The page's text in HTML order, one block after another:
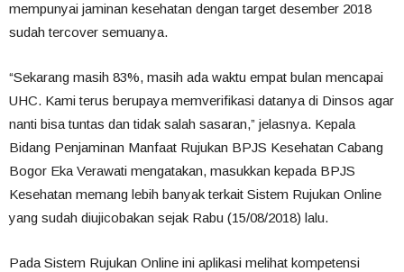
mempunyai jaminan kesehatan dengan target desember 2018
sudah tercover semuanya.
“Sekarang masih 83%, masih ada waktu empat bulan mencapai
UHC. Kami terus berupaya memverifikasi datanya di Dinsos agar
nanti bisa tuntas dan tidak salah sasaran,” jelasnya. Kepala
Bidang Penjaminan Manfaat Rujukan BPJS Kesehatan Cabang
Bogor Eka Verawati mengatakan, masukkan kepada BPJS
Kesehatan memang lebih banyak terkait Sistem Rujukan Online
yang sudah diujicobakan sejak Rabu (15/08/2018) lalu.
Pada Sistem Rujukan Online ini aplikasi melihat kompetensi